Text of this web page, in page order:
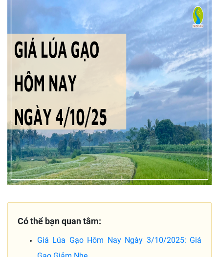
Có thể bạn quan tâm:
Giá Lúa Gạo Hôm Nay Ngày 3/10/2025: Giá